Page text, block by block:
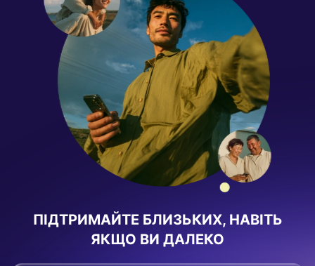
ПІДТРИМАЙТЕ БЛИЗЬКИХ, НАВІТЬ
ЯКЩО ВИ ДАЛЕКО